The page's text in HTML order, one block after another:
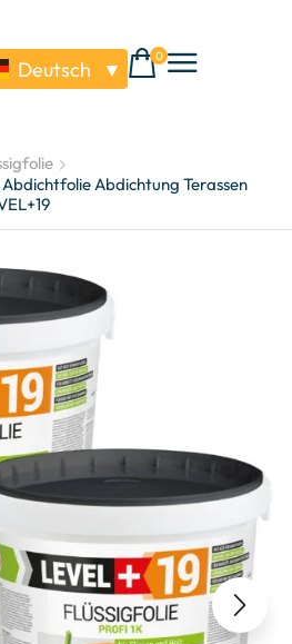
Deutsch ▼
0
Abdichtfolie Abdichtung Terassen